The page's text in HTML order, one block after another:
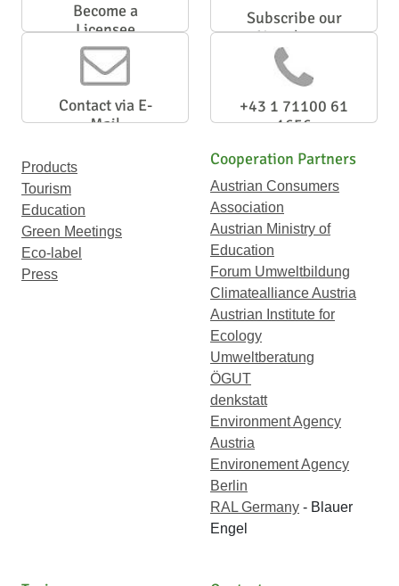
Become a
Licensee
Subscribe our
Newsletter
Contact via E-
Mail
+43 1 71100 61
1656
Products
Tourism
Education
Green Meetings
Eco-label
Press
Cooperation Partners
Austrian Consumers
Association
Austrian Ministry of
Education
Forum Umweltbildung
Climatealliance Austria
Austrian Institute for
Ecology
Umweltberatung
ÖGUT
denkstatt
Environment Agency
Austria
Environement Agency
Berlin
RAL Germany - Blauer
Engel